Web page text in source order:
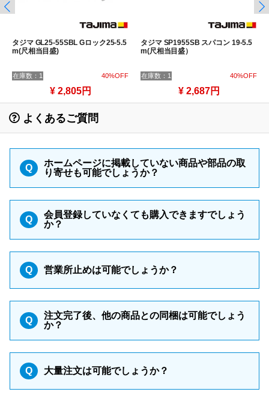
タジマ GL25-55SBL Gロック25-5.5
m(尺相当目盛)
在庫数：1 40%OFF
¥ 2,805円
タジマ SP1955SB スパコン 19-5.5
m(尺相当目盛）
在庫数：1 40%OFF
¥ 2,687円
よくあるご質問
Q
ホームページに掲載していない商品や部品の取
り寄せも可能でしょうか？
Q
会員登録していなくても購入できますでしょう
か？
Q 営業所止めは可能でしょうか？
Q
注文完了後、他の商品との同梱は可能でしょう
か？
Q 大量注文は可能でしょうか？